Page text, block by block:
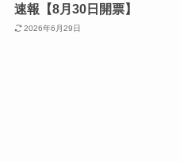
速報【8月30日開票】
2026年6月29日